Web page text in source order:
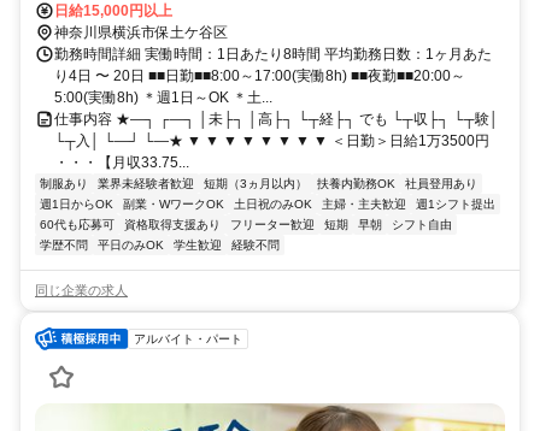
日給15,000円以上
神奈川県横浜市保土ケ谷区
勤務時間詳細 実働時間：1日あたり8時間 平均勤務日数：1ヶ月あた
り4日 〜 20日 ■■日勤■■8:00～17:00(実働8h) ■■夜勤■■20:00～
5:00(実働8h) ＊週1日～OK ＊土...
仕事内容 ★―┐ ┌―┐ │未├┐ │高├┐ └┬経├┐ でも └┬収├┐ └┬験│
└┬入│ └―┘ └―★ ▼ ▼ ▼ ▼ ▼ ▼ ▼ ▼ ＜日勤＞日給1万3500円
・・・【月収33.75...
制服あり 業界未経験者歓迎 短期（3ヵ月以内） 扶養内勤務OK
社員登用あり
週1日からOK
副業・WワークOK 土日祝のみOK 主婦・主夫歓迎
週1シフト提出
60代も応募可
資格取得支援あり フリーター歓迎 短期 早朝
シフト自由
学歴不問
平日のみOK 学生歓迎 経験不問
同じ企業の求人
アルバイト・パート